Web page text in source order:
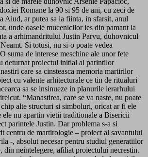
Romane la 90 si 95 de ani, cu zeci de
Aiud, ar putea sa ia fiinta, in sfarsit, anul
unde oasele mucenicilor ies din pamant la
a arhimandritului Justin Parvu, duhovnicul
Si totusi, nu si-o poate vedea
suma de interese meschine ale unor fete
deturnat proiectul initial al parintilor
care sa cinsteasca memoria martirilor
cu valente arhitecturale ce tin de ritualuri
sa se insinueze in planurile ierarhului
“Manastirea, care se va naste, nu poate
alte structuri si simboluri, oricat ar fi ele
ele nu apartin vietii traditionale a Bisericii
parintele Justin. Dar problema s-a si
centru de martirologie – proiect al savantului
-, absolut necesar pentru studiul generatiilor
din neintelegere, afiliat proiectului necrestin.